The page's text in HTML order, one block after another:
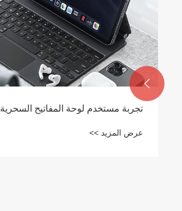
تجربة مستخدم لوحة المفاتيح السحرية
عرض المزيد >>
